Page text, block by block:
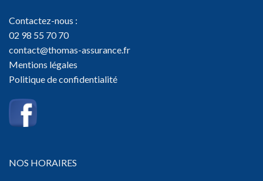
Contactez-nous :
02 98 55 70 70
contact@thomas-assurance.fr
Mentions légales
Politique de confidentialité
NOS HORAIRES